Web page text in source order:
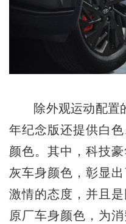
除外观运动配置的
年纪念版还提供白
颜色。其中，科技
灰车身颜色，彰显
激情的态度，并且
原厂车身颜色，为